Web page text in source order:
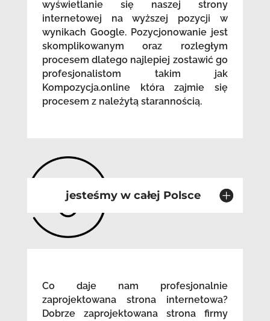
wyświetlanie się naszej strony
internetowej na wyższej pozycji w
wynikach Google. Pozycjonowanie jest
skomplikowanym oraz rozległym
procesem dlatego najlepiej zostawić go
profesjonalistom takim jak
Kompozycja.online która zajmie się
procesem z należytą starannością.
jesteśmy w całej Polsce
Co daje nam profesjonalnie
zaprojektowana strona internetowa?
Dobrze zaprojektowana strona firmy